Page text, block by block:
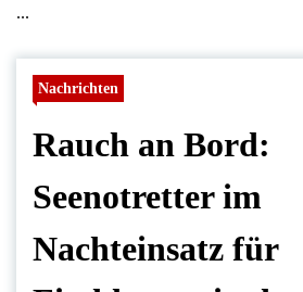
...
Nachrichten
Rauch an Bord:
Seenotretter im
Nachteinsatz für